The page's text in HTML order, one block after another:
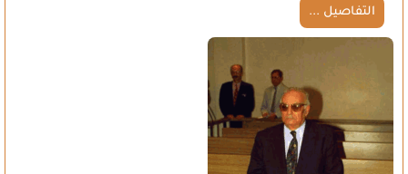
التفاصيل ...